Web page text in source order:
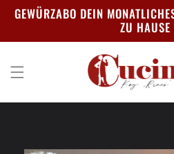
zum
GEWÜRZABO DEIN
ZU HAUSE